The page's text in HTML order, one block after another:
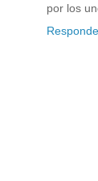
por los